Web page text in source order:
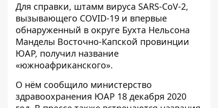
Для справки, штамм вируса SARS-CoV-2,
вызывающего COVID-19 и впервые
обнаруженный в округе Бухта Нельсона
Манделы Восточно-Капской провинции
ЮАР, получил название
«южноафриканского».
О нём сообщило министерство
здравоохранения ЮАР 18 декабря 2020